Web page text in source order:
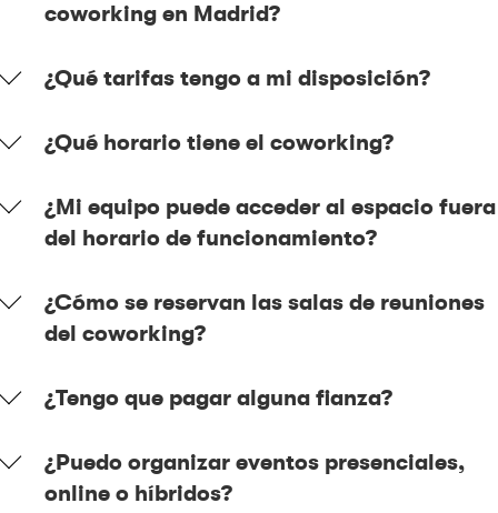
coworking en Madrid?
¿Qué tarifas tengo a mi disposición?
¿Qué horario tiene el coworking?
¿Mi equipo puede acceder al espacio fuera
del horario de funcionamiento?
¿Cómo se reservan las salas de reuniones
del coworking?
¿Tengo que pagar alguna fianza?
¿Puedo organizar eventos presenciales,
online o híbridos?